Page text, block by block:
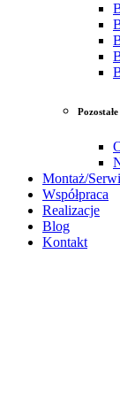
Pozostałe
Montaż/
Współpraca
Realizacje
Blog
Kontakt